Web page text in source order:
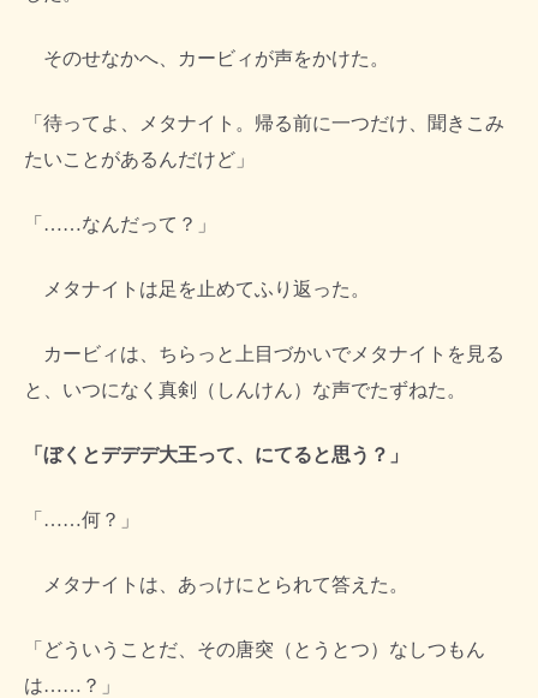
そのせなかへ、カービィが声をかけた。
「待ってよ、メタナイト。帰る前に一つだけ、聞きこみ
たいことがあるんだけど」
「……なんだって？」
メタナイトは足を止めてふり返った。
カービィは、ちらっと上目づかいでメタナイトを見る
と、いつになく真剣（しんけん）な声でたずねた。
「ぼくとデデデ大王って、にてると思う？」
「……何？」
メタナイトは、あっけにとられて答えた。
「どういうことだ、その唐突（とうとつ）なしつもん
は……？」